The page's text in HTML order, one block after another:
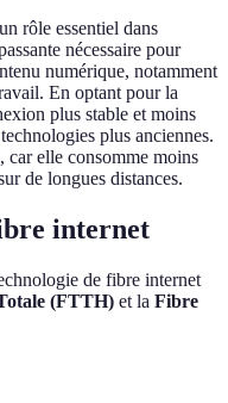
rôle essentiel dans
nécessaire pour
numérique, notamment
En optant pour la
plus stable et moins
plus anciennes.
elle consomme moins
de longues distances.
internet
de fibre internet
(FTTH) et la Fibre